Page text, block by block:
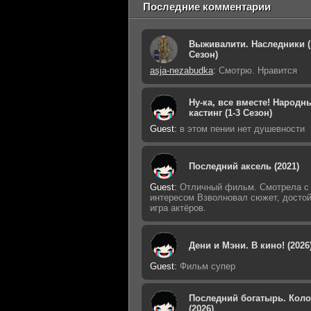
Последние комментарии
Выживалити. Наследники
Сезон)
asja-nezabudka: Смотрю. Нравится
Ну-ка, все вместе!
кастинг (1-3 Сезон)
Guest: в этом пении нет душевности
Последний аксель (2021)
Guest: Отличный фильм. Смотрела с
интересом Взволновал сюжет,
игра актёров.
Дени и Мэни. В кино!
Guest: Фильм супер
Последний богатырь.
(2026)